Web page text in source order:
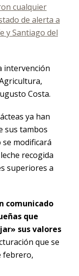
cualquier
de alerta a
y Santiago del
intervención
Costa.
ya han
sus tambos
modificará
recogida
superiores a
comunicado
que
sus valores
que se
febrero,